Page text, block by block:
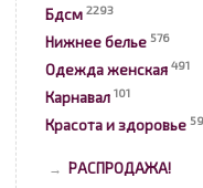
Бдсм 2293
Нижнее белье 576
Одежда женская 491
Карнавал 101
Красота и здоровье
→ РАСПРОДАЖА!